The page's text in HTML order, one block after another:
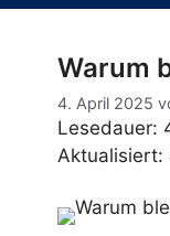
Warum
4. April 2025
Lesedauer:
Aktualisiert: